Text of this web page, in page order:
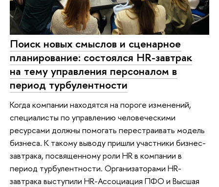
Поиск новых смыслов и сценарное
планирование: состоялся HR-завтрак
на тему управления персоналом в
период турбулентности
Когда компании находятся на пороге изменений,
специалисты по управлению человеческими
ресурсами должны помогать перестраивать модель
бизнеса. К такому выводу пришли участники бизнес-
завтрака, посвященному роли HR в компании в
период турбулентности. Организаторами HR-
завтрака выступили HR-Ассоциация ПФО и Высшая